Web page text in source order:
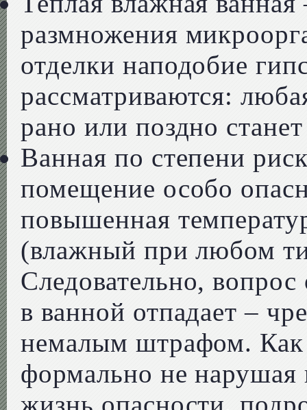
размножения
отделки наподобие
рассматриваются:
рано или поздно
Ванная по степени
помещение особо
повышенная
(влажный при любом
Следовательно,
в ванной отпадает –
немалым штрафом. Как
формально не нарушая